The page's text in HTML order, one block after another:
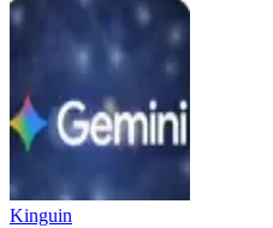
Kinguin